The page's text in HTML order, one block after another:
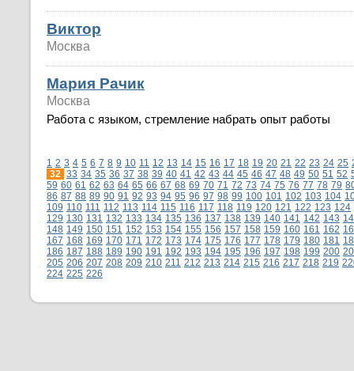
Виктор
Москва
Мария Рачик
Москва
Работа с языком, стремление набрать опыт работы
1 2 3 4 5 6 7 8 9 10 11 12 13 14 15 16 17 18 19 20 21 22 23 24 25
32 33 34 35 36 37 38 39 40 41 42 43 44 45 46 47 48 49 50 51 52
59 60 61 62 63 64 65 66 67 68 69 70 71 72 73 74 75 76 77 78 79
86 87 88 89 90 91 92 93 94 95 96 97 98 99 100 101 102 103 104
109 110 111 112 113 114 115 116 117 118 119 120 121 122 123 124
129 130 131 132 133 134 135 136 137 138 139 140 141 142 143
148 149 150 151 152 153 154 155 156 157 158 159 160 161 162
167 168 169 170 171 172 173 174 175 176 177 178 179 180 181
186 187 188 189 190 191 192 193 194 195 196 197 198 199 200
205 206 207 208 209 210 211 212 213 214 215 216 217 218 219
224 225 226